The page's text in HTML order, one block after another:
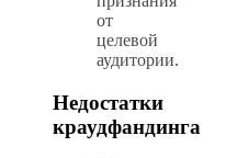
от
целевой
аудитории.
Недостатки
краудфандинга